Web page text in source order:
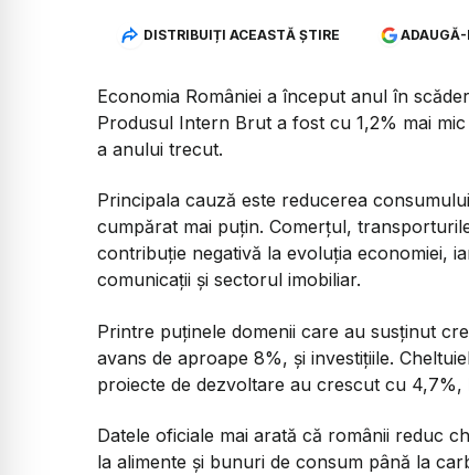
DISTRIBUIȚI ACEASTĂ ȘTIRE ADAUGĂ-
Economia României a început anul în
Produsul Intern Brut a fost cu 1,2% mai
a anului trecut.
Principala cauză este reducerea
cumpărat mai puțin. Comerțul,
contribuție negativă la evoluția economiei,
comunicații și sectorul imobiliar.
Printre puținele domenii care au susținut
avans de aproape 8%, și investițiile.
proiecte de dezvoltare au crescut cu 4,7%,
Datele oficiale mai arată că românii reduc
la alimente și bunuri de consum până la